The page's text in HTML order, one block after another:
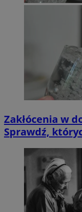
Zakłócenia w
Sprawdź,